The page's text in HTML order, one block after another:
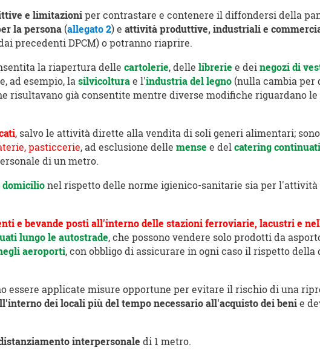
e limitazioni per contrastare e contenere il diffondersi della
la persona (allegato 2) e attività produttive, industriali e
precedenti DPCM) o potranno riaprire.
la riapertura delle cartolerie, delle librerie e dei negozi di
ad esempio, la silvicoltura e l'industria del legno (nulla cambia
risultavano già consentite mentre diverse modifiche riguardano
, salvo le attività dirette alla vendita di soli generi alimentari;
pasticcerie, ad esclusione delle mense e del catering
di un metro.
domicilio nel rispetto delle norme igienico-sanitarie sia per
e bevande posti all'interno delle stazioni ferroviarie, lacustri e
lungo le autostrade, che possono vendere solo prodotti da
aeroporti, con obbligo di assicurare in ogni caso il rispetto
essere applicate misure opportune per evitare il rischio di una
dei locali più del tempo necessario all'acquisto dei beni e
interpersonale di 1 metro.